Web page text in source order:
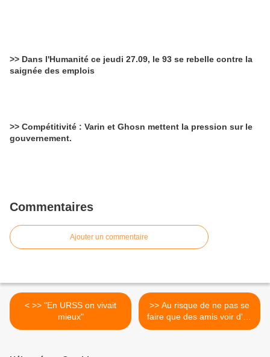
>> Dans l'Humanité ce jeudi 27.09, le 93 se rebelle contre la
saignée des emplois
>> Compétitivité : Varin et Ghosn mettent la pression sur le
gouvernement.
Commentaires
Ajouter un commentaire
< >> "En URSS on vivait
mieux"
>> Au risque de ne pas se
faire que des amis voir d'en
choquer certains >